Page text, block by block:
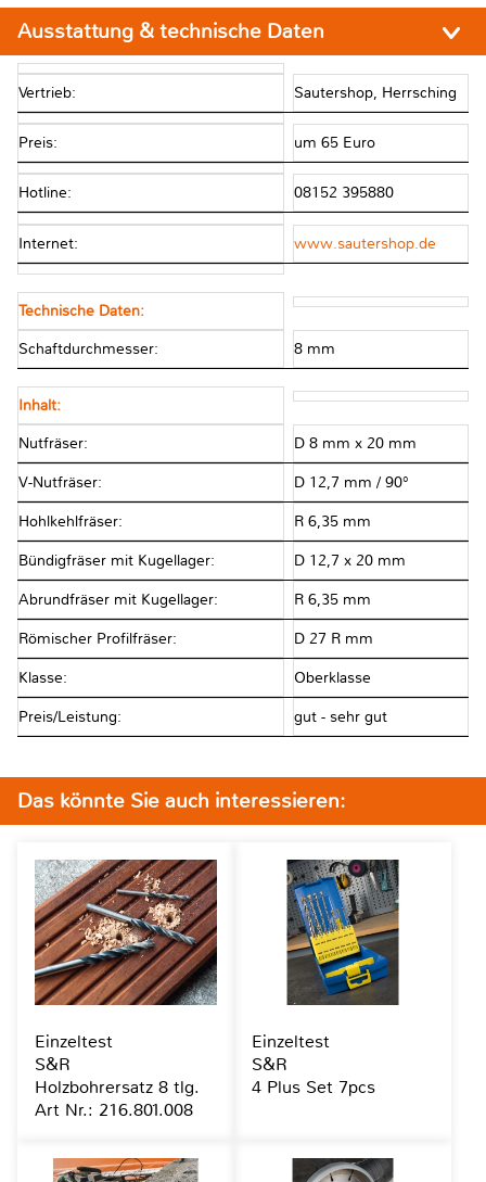
Ausstattung & technische Daten
Vertrieb: Sautershop, Herrsching
Preis: um 65 Euro
Hotline: 08152 395880
Internet: www.sautershop.de
Technische Daten:
Schaftdurchmesser: 8 mm
Inhalt:
Nutfräser: D 8 mm x 20 mm
V-Nutfräser: D 12,7 mm / 90°
Hohlkehlfräser: R 6,35 mm
Bündigfräser mit Kugellager: D 12,7 x 20 mm
Abrundfräser mit Kugellager: R 6,35 mm
Römischer Profilfräser: D 27 R mm
Klasse: Oberklasse
Preis/Leistung: gut - sehr gut
Das könnte Sie auch interessieren:
Einzeltest
S&R
Holzbohrersatz 8 tlg.
Art Nr.: 216.801.008
Einzeltest
S&R
4 Plus Set 7pcs